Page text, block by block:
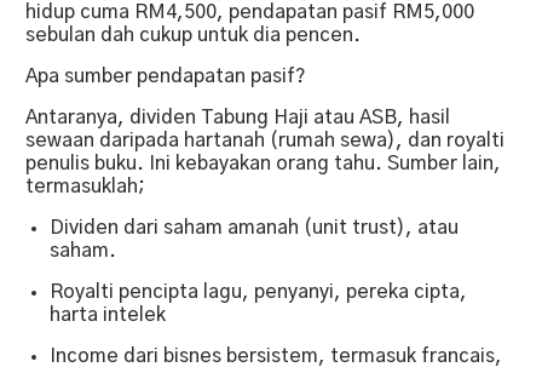
hidup cuma RM4,500, pendapatan pasif RM5,000
sebulan dah cukup untuk dia pencen.
Apa sumber pendapatan pasif?
Antaranya, dividen Tabung Haji atau ASB, hasil
sewaan daripada hartanah (rumah sewa), dan royalti
penulis buku. Ini kebayakan orang tahu. Sumber lain,
termasuklah;
Dividen dari saham amanah (unit trust), atau
saham.
Royalti pencipta lagu, penyanyi, pereka cipta,
harta intelek
Income dari bisnes bersistem, termasuk francais,